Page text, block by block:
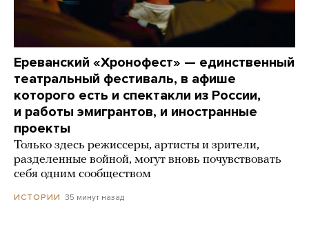
Ереванский «Хронофест» — единственный
театральный фестиваль, в афише
которого есть и спектакли из России,
и работы эмигрантов, и иностранные
проекты
Только здесь режиссеры, артисты и зрители,
разделенные войной, могут вновь почувствовать
себя одним сообществом
ИСТОРИИ 35 минут назад